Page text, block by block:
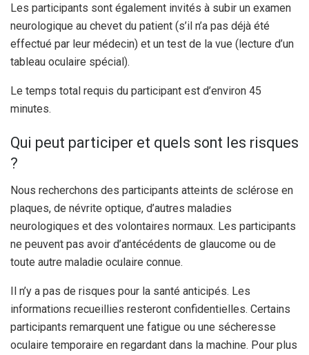
Les participants sont également invités à subir un examen
neurologique au chevet du patient (s’il n’a pas déjà été
effectué par leur médecin) et un test de la vue (lecture d’un
tableau oculaire spécial).
Le temps total requis du participant est d’environ 45
minutes.
Qui peut participer et quels sont les risques
?
Nous recherchons des participants atteints de sclérose en
plaques, de névrite optique, d’autres maladies
neurologiques et des volontaires normaux. Les participants
ne peuvent pas avoir d’antécédents de glaucome ou de
toute autre maladie oculaire connue.
Il n’y a pas de risques pour la santé anticipés. Les
informations recueillies resteront confidentielles. Certains
participants remarquent une fatigue ou une sécheresse
oculaire temporaire en regardant dans la machine. Pour plus